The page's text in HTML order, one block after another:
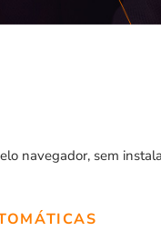
navegador, sem